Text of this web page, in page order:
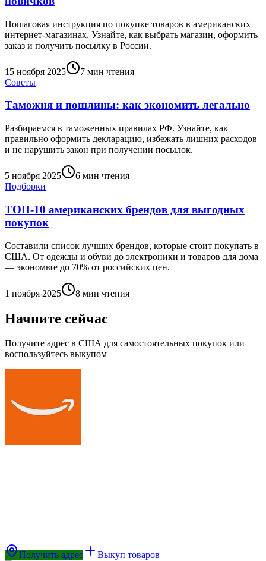
Пошаговая инструкция по покупке товаров в американских
интернет-магазинах. Узнайте, как выбрать магазин, оформить
заказ и получить посылку в России.
15 ноября 2025 7 мин чтения
Советы
Таможня и пошлины: как экономить легально
Разбираемся в таможенных правилах РФ. Узнайте, как
правильно оформить декларацию, избежать лишних расходов
и не нарушить закон при получении посылок.
5 ноября 2025 6 мин чтения
Подборки
ТОП-10 американских брендов для выгодных
покупок
Составили список лучших брендов, которые стоит покупать в
США. От одежды и обуви до электроники и товаров для дома
— экономьте до 70% от российских цен.
1 ноября 2025 8 мин чтения
Начните сейчас
Получите адрес в США для самостоятельных покупок или
воспользуйтесь выкупом
Получить адрес Выкуп товаров